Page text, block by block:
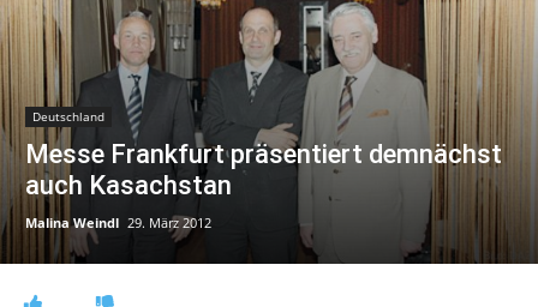
Deutschland
Messe Frankfurt präsentiert demnächst
auch Kasachstan
Malina Weindl 29. März 2012